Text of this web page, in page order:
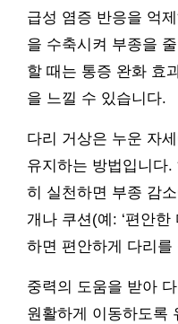
급성 염증 반응을 억
을 수축시켜 부종을
할 때는 통증 완화 효
을 느낄 수 있습니다.
다리 거상은 누운 자
유지하는 방법입니다
히 실천하면 부종 감
개나 쿠션(예: ‘편안한
하면 편안하게 다리
중력의 도움을 받아
원활하게 이동하도록